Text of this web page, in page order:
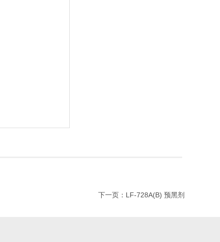
下一页：LF-728A(B) 预黑剂